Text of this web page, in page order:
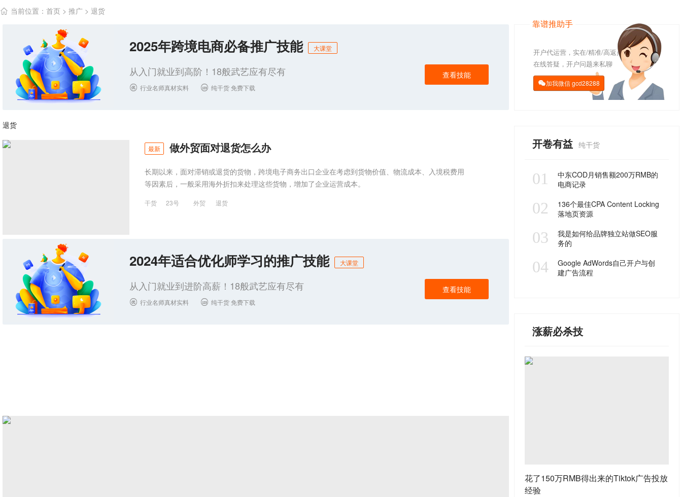
 当前位置： 首页 > 推广 > 退货
2025年跨境电商必备推广技能 大课堂
从入门就业到高阶！18般武艺应有尽有
 行业名师真材实料  纯干货 免费下载
查看技能
退货
最新 做外贸面对退货怎么办
长期以来，面对滞销或退货的货物，跨境电子商务出口企业在考虑到货物价值、物流成本、入境税费用
等因素后，一般采用海外折扣来处理这些货物，增加了企业运营成本。
干货 23号 外贸 退货
2024年适合优化师学习的推广技能 大课堂
从入门就业到进阶高薪！18般武艺应有尽有
 行业名师真材实料  纯干货 免费下载
查看技能
靠谱推助手
开户代运营，实在/精准/高返点
在线答疑，开户问题来私聊
加我微信gcd28288
开卷有益 纯干货
01
中东COD月销售额200万RMB的
电商记录
02
136个最佳CPA Content Locking
落地页资源
03
我是如何给品牌独立站做SEO服
务的
04
Google AdWords自己开户与创
建广告流程
涨薪必杀技
花了150万RMB得出来的Tiktok广告投放
经验